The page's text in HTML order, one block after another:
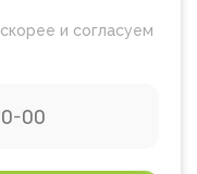
и согласуем